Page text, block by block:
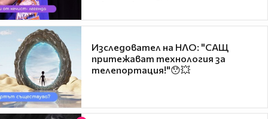
Изследовател на НЛО: "САЩ
притежават технология за
телепортация!"😯💥